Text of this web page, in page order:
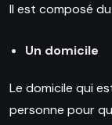
Il est composé
Un domicile
Le domicile qui
personne pour